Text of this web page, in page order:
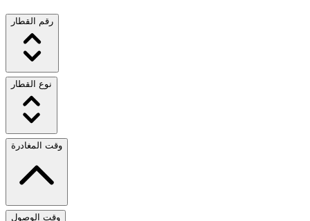
رقم القطار
نوع القطار
وقت المغادرة
وقت الوصول